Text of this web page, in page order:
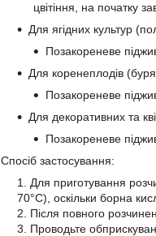
цвітіння, на початку
Для ягідних культур
Позакореневе
Для коренеплодів
Позакореневе
Для декоративних та
Позакореневе
Спосіб застосування:
Для приготування
70°C), оскільки борна
Після повного
Проводьте